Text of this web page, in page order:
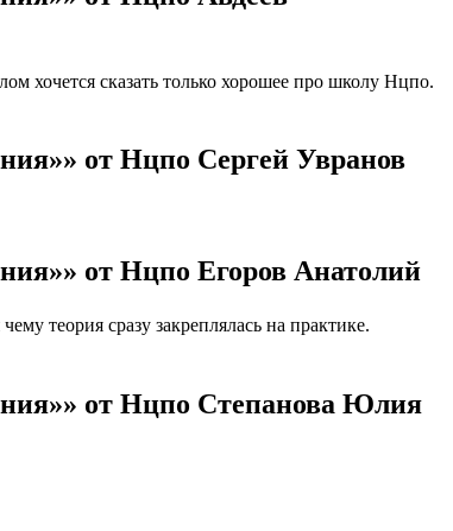
хочется сказать только хорошее про школу Нцпо.
от Нцпо Сергей Увранов
от Нцпо Егоров Анатолий
теория сразу закреплялась на практике.
от Нцпо Степанова Юлия